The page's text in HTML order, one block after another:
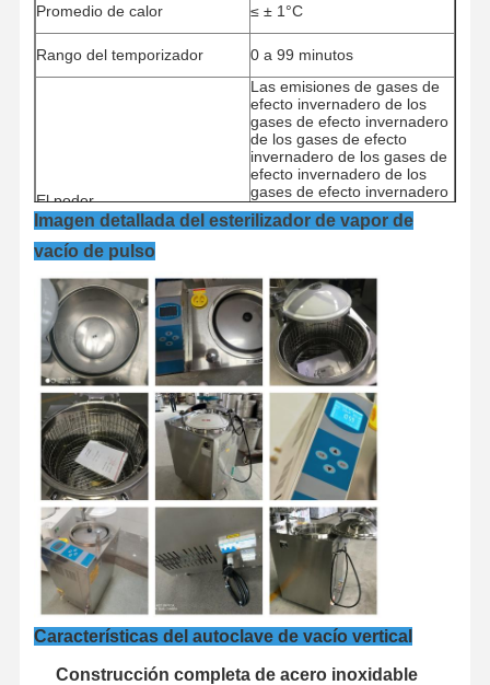
Los Vídeos
Sobre
Nosotros
Recorrido
Por La
Fábrica
Control De
Calidad
Contáctenos Noticias
Casos De
Trabajo
Esterilizador horizontal de la autoclave
Máquina de autoclave vertical
Autoclave en la parte superior de la mesa
Promedio de calor ≤ ± 1°C
Rango del temporizador 0 a 99 minutos
El poder
Las emisiones de gases de
efecto invernadero de los
gases de efecto invernadero
de los gases de efecto
invernadero de los gases de
efecto invernadero de los
gases de efecto invernadero
de los gases de efecto
invernadero de los gases de
de los gases de efecto
invernadero de los gases de
efecto invernadero.
Dimensión general (mm)
820 × 560 × 1270
Dimensión de transporte (mm)950 × 680 × 1430
Imagen detallada del esterilizador de vapor de
vacío de pulso
Características del autoclave de vacío vertical
Construcción completa de acero inoxidable